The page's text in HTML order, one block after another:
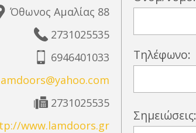
Όθωνος Αμαλίας 88
2731025535
6946401033
2731025535
www.lamdoors.gr
Τηλέφωνο:
Σημειώσεις: